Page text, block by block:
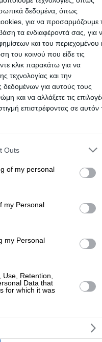
δεδομένα, όπως
για να προσαρμόζουμε
τα ενδιαφέροντά σας, για
και του περιεχομένου
του κοινού που είδε τις
κλικ παρακάτω για να
τεχνολογίας και την
για αυτούς τους
και να αλλάξετε τις
επιστρέφοντας σε αυτόν
one or more Google
including but not limited to
use your data for below
Outs
of my personal
my Personal
my Personal
Retention,
Data that
for which it was
&
Τροχοσπιτων,Σκηνες
Αυτοκινουμενα,
Τροχοσπιτων,
Αυτοκινητου
έως 20:00
1/5 έως 30/10)
1/11 έως 30/4).